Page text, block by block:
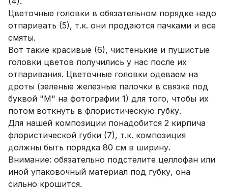
Цветочные головки в обязательном порядке надо
отпаривать (5), т.к. они продаются пачками и все
смяты.
Вот такие красивые (6), чистенькие и пушистые
головки цветов получились у нас после их
отпаривания. Цветочные головки одеваем на
дроты (зеленые железные палочки в связке под
буквой "М" на фотографии 1) для того, чтобы их
потом воткнуть в флористическую губку.
Для нашей композиции понадобится 2 кирпича
флористической губки (7), т.к. композиция
должны быть порядка 80 см в ширину.
Внимание: обязательно подстелите целлофан или
иной упаковочный материал под губку, она
сильно крошится.